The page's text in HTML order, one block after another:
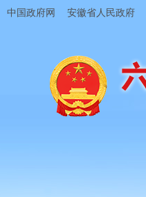
中国政府网 安徽省人民政府